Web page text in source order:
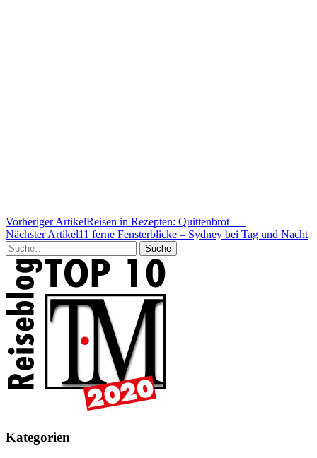
Vorheriger ArtikelReisen in Rezepten: Quittenbrot
Nächster Artikel11 ferne Fensterblicke – Sydney bei Tag und Nacht
Suche
Kategorien